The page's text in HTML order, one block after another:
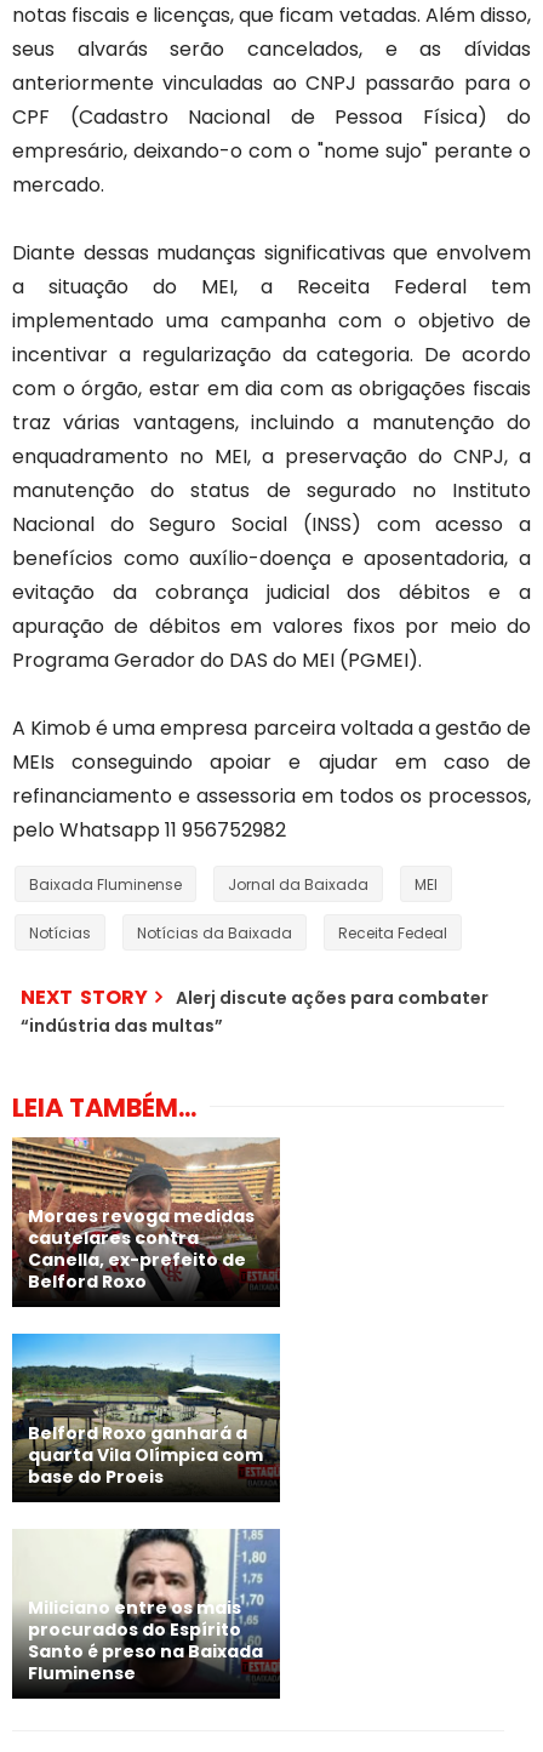
notas fiscais e licenças, que ficam vetadas. Além disso,
seus alvarás serão cancelados, e as dívidas
anteriormente vinculadas ao CNPJ passarão para o
CPF (Cadastro Nacional de Pessoa Física) do
empresário, deixando-o com o "nome sujo" perante o
mercado.
Diante dessas mudanças significativas que envolvem
a situação do MEI, a Receita Federal tem
implementado uma campanha com o objetivo de
incentivar a regularização da categoria. De acordo
com o órgão, estar em dia com as obrigações fiscais
traz várias vantagens, incluindo a manutenção do
enquadramento no MEI, a preservação do CNPJ, a
manutenção do status de segurado no Instituto
Nacional do Seguro Social (INSS) com acesso a
benefícios como auxílio-doença e aposentadoria, a
evitação da cobrança judicial dos débitos e a
apuração de débitos em valores fixos por meio do
Programa Gerador do DAS do MEI (PGMEI).
A Kimob é uma empresa parceira voltada a gestão de
MEIs conseguindo apoiar e ajudar em caso de
refinanciamento e assessoria em todos os processos,
pelo Whatsapp 11 956752982
Baixada Fluminense Jornal da Baixada MEI
Notícias Notícias da Baixada Receita Fedeal
NEXT STORY
Alerj discute ações para combater
“indústria das multas”
LEIA TAMBÉM...
Moraes revoga medidas
cautelares contra
Canella, ex-prefeito de
Belford Roxo
Belford Roxo ganhará a
quarta Vila Olímpica com
base do Proeis
Miliciano entre os mais
procurados do Espírito
Santo é preso na Baixada
Fluminense